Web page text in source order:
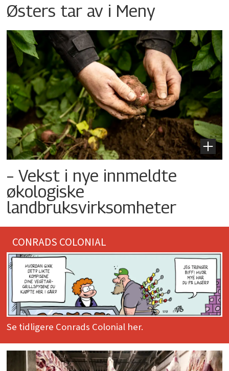
Østers tar av i Meny
– Vekst i nye innmeldte
økologiske
landbruksvirksomheter
CONRADS COLONIAL
Se tidligere Conrads Colonial her.